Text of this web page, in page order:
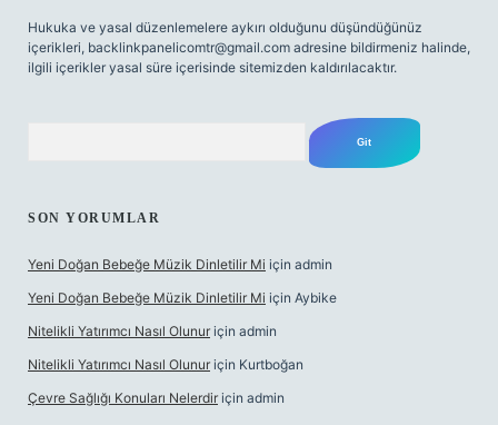
Hukuka ve yasal düzenlemelere aykırı olduğunu düşündüğünüz
içerikleri, backlinkpanelicomtr@gmail.com adresine bildirmeniz halinde,
ilgili içerikler yasal süre içerisinde sitemizden kaldırılacaktır.
SON YORUMLAR
Yeni Doğan Bebeğe Müzik Dinletilir Mi için admin
Yeni Doğan Bebeğe Müzik Dinletilir Mi için Aybike
Nitelikli Yatırımcı Nasıl Olunur için admin
Nitelikli Yatırımcı Nasıl Olunur için Kurtboğan
Çevre Sağlığı Konuları Nelerdir için admin